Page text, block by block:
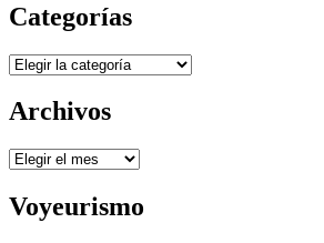
Categorías
Categorías
Archivos
Archivos
Voyeurismo